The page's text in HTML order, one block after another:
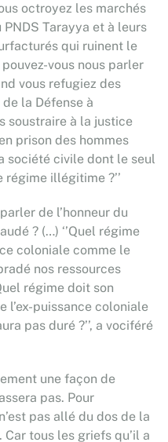
octroyez les marchés
Tarayya et à leurs
qui ruinent le
pouvez-vous nous parler
vous refugiez des
la Défense à
soustraire à la justice
prison des hommes
société civile dont le seul
illégitime ?’’
de l’honneur du
? (…) ‘’Quel régime
coloniale comme le
nos ressources
régime doit son
l’ex-puissance coloniale
pas duré ?’’, a vociféré
une façon de
pas. Pour
pas allé du dos de la
tous les griefs qu’il a